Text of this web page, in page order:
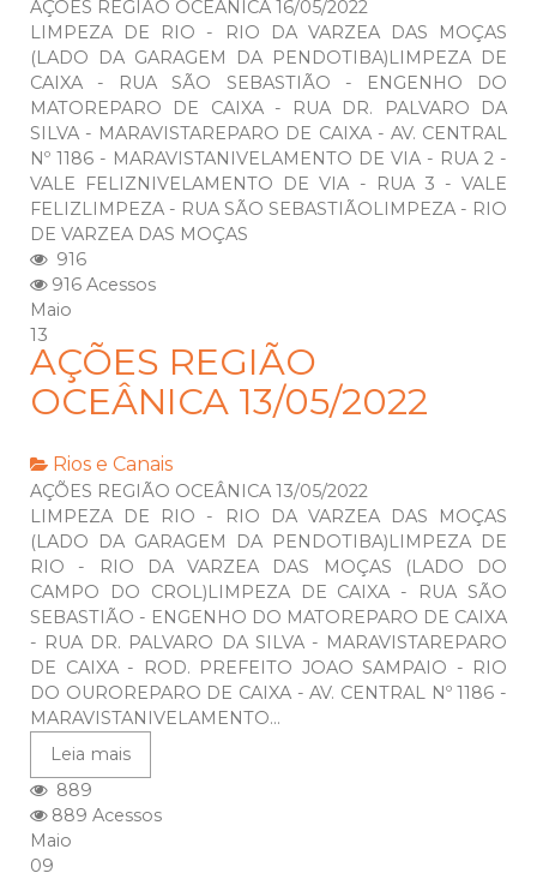
AÇÕES REGIÃO OCEÂNICA 16/05/2022
LIMPEZA DE RIO - RIO DA VARZEA DAS MOÇAS
(LADO DA GARAGEM DA PENDOTIBA)LIMPEZA DE
CAIXA - RUA SÃO SEBASTIÃO - ENGENHO DO
MATOREPARO DE CAIXA - RUA DR. PALVARO DA
SILVA - MARAVISTAREPARO DE CAIXA - AV. CENTRAL
Nº 1186 - MARAVISTANIVELAMENTO DE VIA - RUA 2 -
VALE FELIZNIVELAMENTO DE VIA - RUA 3 - VALE
FELIZLIMPEZA - RUA SÃO SEBASTIÃOLIMPEZA - RIO
DE VARZEA DAS MOÇAS
916
916 Acessos
Maio
13
AÇÕES REGIÃO
OCEÂNICA 13/05/2022
Rios e Canais
AÇÕES REGIÃO OCEÂNICA 13/05/2022
LIMPEZA DE RIO - RIO DA VARZEA DAS MOÇAS
(LADO DA GARAGEM DA PENDOTIBA)LIMPEZA DE
RIO - RIO DA VARZEA DAS MOÇAS (LADO DO
CAMPO DO CROL)LIMPEZA DE CAIXA - RUA SÃO
SEBASTIÃO - ENGENHO DO MATOREPARO DE CAIXA
- RUA DR. PALVARO DA SILVA - MARAVISTAREPARO
DE CAIXA - ROD. PREFEITO JOAO SAMPAIO - RIO
DO OUROREPARO DE CAIXA - AV. CENTRAL Nº 1186 -
MARAVISTANIVELAMENTO...
Leia mais
889
889 Acessos
Maio
09